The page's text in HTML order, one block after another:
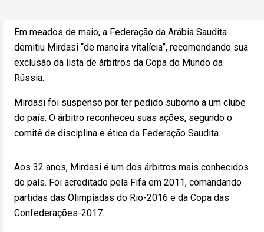
Em meados de maio, a Federação da Arábia Saudita
demitiu Mirdasi “de maneira vitalícia”, recomendando sua
exclusão da lista de árbitros da Copa do Mundo da
Rússia.
Mirdasi foi suspenso por ter pedido suborno a um clube
do país. O árbitro reconheceu suas ações, segundo o
comitê de disciplina e ética da Federação Saudita.
Aos 32 anos, Mirdasi é um dos árbitros mais conhecidos
do país. Foi acreditado pela Fifa em 2011, comandando
partidas das Olimpíadas do Rio-2016 e da Copa das
Confederações-2017.